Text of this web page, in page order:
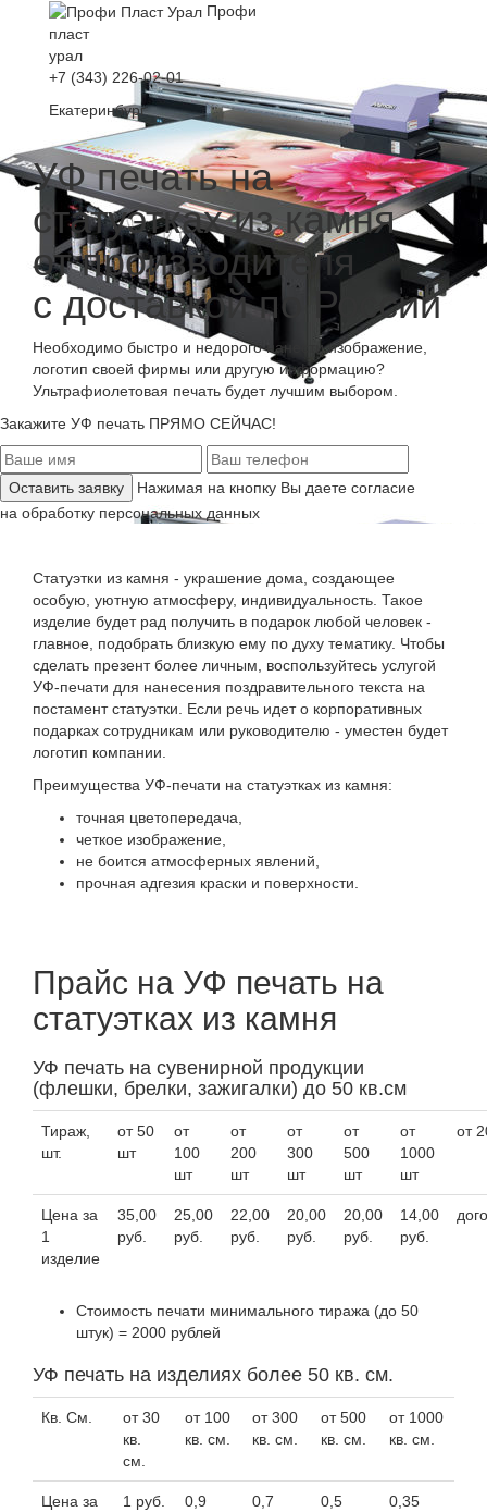
Профи
пласт
урал
+7 (343) 226-02-01
Екатеринбург
УФ печать на
статуэтках из камня
от производителя
с доставкой по России
Необходимо быстро и недорого нанести изображение,
логотип своей фирмы или другую информацию?
Ультрафиолетовая печать будет лучшим выбором.
Закажите УФ печать ПРЯМО СЕЙЧАС!
Нажимая на кнопку Вы даете согласие
на обработку персональных данных
Статуэтки из камня - украшение дома, создающее
особую, уютную атмосферу, индивидуальность. Такое
изделие будет рад получить в подарок любой человек -
главное, подобрать близкую ему по духу тематику. Чтобы
сделать презент более личным, воспользуйтесь услугой
УФ-печати для нанесения поздравительного текста на
постамент статуэтки. Если речь идет о корпоративных
подарках сотрудникам или руководителю - уместен будет
логотип компании.
Преимущества УФ-печати на статуэтках из камня:
точная цветопередача,
четкое изображение,
не боится атмосферных явлений,
прочная адгезия краски и поверхности.
Прайс на УФ печать на
статуэтках из камня
УФ печать на сувенирной продукции
(флешки, брелки, зажигалки) до 50 кв.см
Тираж,
шт.
от 50
шт
от
100
шт
от
200
шт
от
300
шт
от
500
шт
от
1000
шт
от
Цена за
1
изделие
35,00
руб.
25,00
руб.
22,00
руб.
20,00
руб.
20,00
руб.
14,00
руб.
Стоимость печати минимального тиража (до 50
штук) = 2000 рублей
УФ печать на изделиях более 50 кв. см.
Кв. См.
от 30
кв.
см.
от 100
кв. см.
от 300
кв. см.
от 500
кв. см.
от 1000
кв. см.
Цена за
1 руб.
0,9
0,7
0,5
0,35